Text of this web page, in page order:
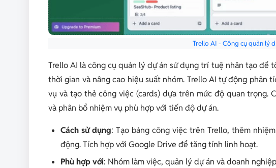
Trello AI - Công cụ quản lý
Trello AI là công cụ quản lý dự án sử dụng trí tuệ nhân tạo để
thời gian và nâng cao hiệu suất nhóm. Trello AI tự động phân
vụ và tạo thẻ công việc (cards) dựa trên mức độ quan trọng.
và phân bổ nhiệm vụ phù hợp với tiến độ dự án.
Cách sử dụng: Tạo bảng công việc trên Trello, thêm
động. Tích hợp với Google Drive để tăng tính linh hoạt.
Phù hợp với: Nhóm làm việc, quản lý dự án và doanh